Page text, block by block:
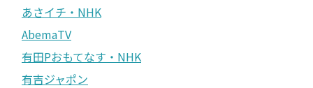
あさイチ・NHK
AbemaTV
有田Pおもてなす・NHK
有吉ジャポン